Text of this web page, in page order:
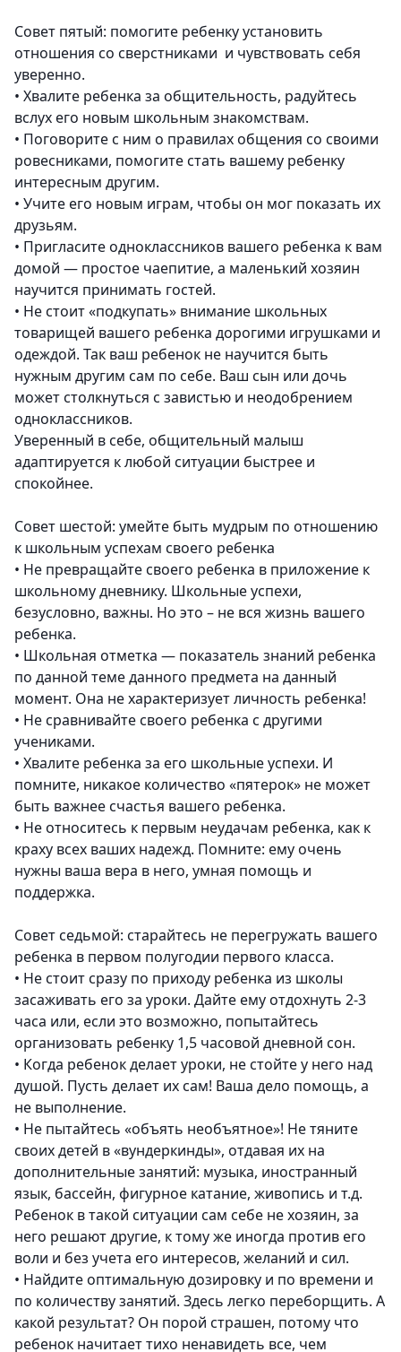
Совет пятый: помогите ребенку установить
отношения со сверстниками и чувствовать себя
уверенно.
• Хвалите ребенка за общительность, радуйтесь
вслух его новым школьным знакомствам.
• Поговорите с ним о правилах общения со своими
ровесниками, помогите стать вашему ребенку
интересным другим.
• Учите его новым играм, чтобы он мог показать их
друзьям.
• Пригласите одноклассников вашего ребенка к вам
домой — простое чаепитие, а маленький хозяин
научится принимать гостей.
• Не стоит «подкупать» внимание школьных
товарищей вашего ребенка дорогими игрушками и
одеждой. Так ваш ребенок не научится быть
нужным другим сам по себе. Ваш сын или дочь
может столкнуться с завистью и неодобрением
одноклассников.
Уверенный в себе, общительный малыш
адаптируется к любой ситуации быстрее и
спокойнее.
Совет шестой: умейте быть мудрым по отношению
к школьным успехам своего ребенка
• Не превращайте своего ребенка в приложение к
школьному дневнику. Школьные успехи,
безусловно, важны. Но это – не вся жизнь вашего
ребенка.
• Школьная отметка — показатель знаний ребенка
по данной теме данного предмета на данный
момент. Она не характеризует личность ребенка!
• Не сравнивайте своего ребенка с другими
учениками.
• Хвалите ребенка за его школьные успехи. И
помните, никакое количество «пятерок» не может
быть важнее счастья вашего ребенка.
• Не относитесь к первым неудачам ребенка, как к
краху всех ваших надежд. Помните: ему очень
нужны ваша вера в него, умная помощь и
поддержка.
Совет седьмой: старайтесь не перегружать вашего
ребенка в первом полугодии первого класса.
• Не стоит сразу по приходу ребенка из школы
засаживать его за уроки. Дайте ему отдохнуть 2-3
часа или, если это возможно, попытайтесь
организовать ребенку 1,5 часовой дневной сон.
• Когда ребенок делает уроки, не стойте у него над
душой. Пусть делает их сам! Ваша дело помощь, а
не выполнение.
• Не пытайтесь «объять необъятное»! Не тяните
своих детей в «вундеркинды», отдавая их на
дополнительные занятий: музыка, иностранный
язык, бассейн, фигурное катание, живопись и т.д.
Ребенок в такой ситуации сам себе не хозяин, за
него решают другие, к тому же иногда против его
воли и без учета его интересов, желаний и сил.
• Найдите оптимальную дозировку и по времени и
по количеству занятий. Здесь легко переборщить. А
какой результат? Он порой страшен, потому что
ребенок начитает тихо ненавидеть все, чем